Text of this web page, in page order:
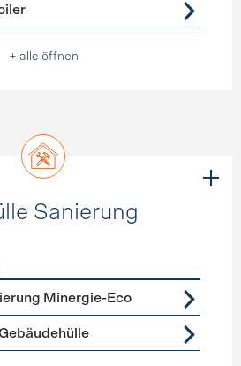
+ alle öffnen
Sanierung
Gebäudehülle Sanierung
Minergie-Eco